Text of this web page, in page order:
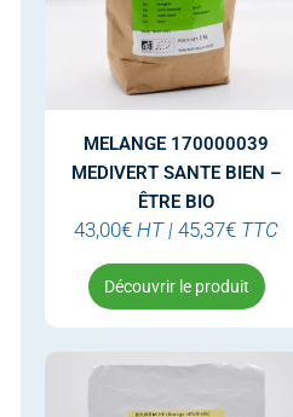
MELANGE 170000039
MEDIVERT SANTE BIEN –
ÊTRE BIO
43,00€ HT | 45,37€ TTC
Découvrir le produit